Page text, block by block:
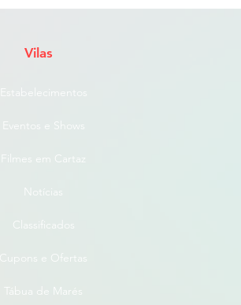
Vilas
Estabelecimentos
Eventos e Shows
Filmes em Cartaz
Notícias
Classificados
Cupons e Ofertas
Tábua de Marés